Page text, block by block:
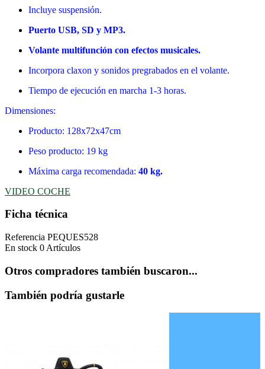
Incluye suspensión.
Puerto USB, SD y MP3.
Volante multifunción con efectos musicales.
Incorpora claxon y sonidos pregrabados en el volante.
Tiempo de ejecución en marcha 1-3 horas.
​Dimensiones:
Producto: 128x72x47cm
Peso producto: 19 kg
Máxima carga recomendada: 40 kg.
VIDEO COCHE
Ficha técnica
Referencia PEQUES528
En stock 0 Artículos
Otros compradores también buscaron...
También podría gustarle